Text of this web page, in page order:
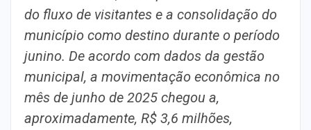
do fluxo de visitantes e a consolidação do
município como destino durante o período
junino. De acordo com dados da gestão
municipal, a movimentação econômica no
mês de junho de 2025 chegou a,
aproximadamente, R$ 3,6 milhões,